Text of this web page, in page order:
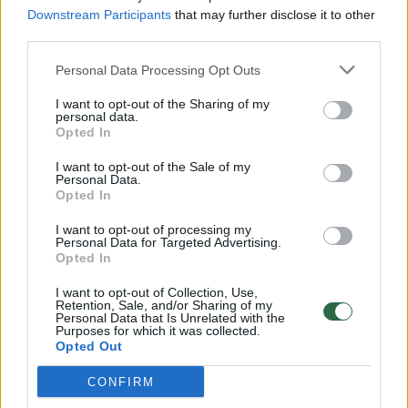
Downstream Participants that may further disclose it to other
Personal Data Processing Opt Outs
I want to opt-out of the Sharing of my
personal data.
Opted In
I want to opt-out of the Sale of my
Personal Data.
Opted In
I want to opt-out of processing my
Personal Data for Targeted Advertising.
Opted In
I want to opt-out of Collection, Use,
Retention, Sale, and/or Sharing of my
Personal Data that Is Unrelated with the
Purposes for which it was collected.
Opted Out
CONFIRM
32 laipsnių šilumos
Žinios | Orai
00:15:54
V. Zalužno pasisakymą laiko bandymu įsitvirtinti
Ukrainos politikoje: jis yra neteisus
Nufilmavo, kaip patvino Vilniaus Vakarinis aplinkkelis:
vaizdas pribloškia
Žinios | Lietuvos diena
Visi įrašai